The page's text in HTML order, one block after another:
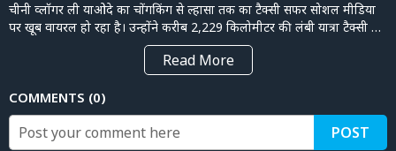
ट्रेंडिंग
बिजनेस
न्यूज
चीनी व्लॉगर ली याओदे का चोंगकिंग से ल्हासा तक का टैक्सी सफर सोशल मीडिया
पर खूब वायरल हो रहा है। उन्होंने करीब 2,229 किलोमीटर की लंबी यात्रा टैक्सी से
पूरी की और इसका वीडियो लोगों के बीच चर्चा का विषय बन गया। वीडियो वायरल
होने के बाद शिजांग प्रशासन ने ली याओदे को 500,000 युआन का इनाम देने का
ऐलान किया। यह मामला सिर्फ एक यात्रा का नहीं, बल्कि सोशल मीडिया की ताकत
और पर्यटन को बढ़ावा देने से भी जुड़ा है। जानिए कैसे एक टैक्सी सफर ने ली याओदे
को चर्चा में ला दिया।
Read More
COMMENTS 0
POST